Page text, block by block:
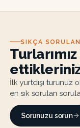
SIKÇA
İlk yurtdışı turunuz
en sık sorulan
Sorunuzu sorun